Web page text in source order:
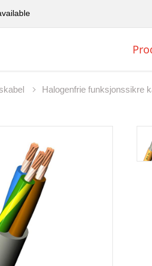
Halogenfrie funksjonssikre